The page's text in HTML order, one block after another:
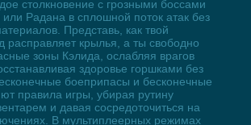
столкновение с грозными боссами
Радана в сплошной поток атак без
Представь, как твой
расправляет крылья, а ты свободно
зоны Кэлида, ослабляя врагов
здоровье горшками без
боеприпасы и бесконечные
правила игры, убирая рутину
и давая сосредоточиться на
В мультиплеерных режимах